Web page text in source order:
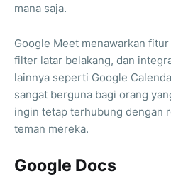
mana saja.
Google Meet menawarkan
filter latar belakang, dan
lainnya seperti Google
sangat berguna bagi orang
ingin tetap terhubung dengan
teman mereka.
Google Docs